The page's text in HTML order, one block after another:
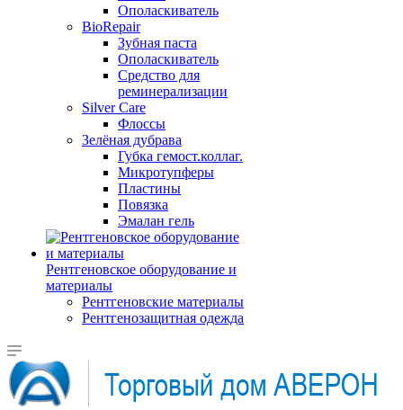
Ополаскиватель
BioRepair
Зубная паста
Ополаскиватель
Средство для
реминерализации
Silver Care
Флоссы
Зелёная дубрава
Губка гемост.коллаг.
Микротупферы
Пластины
Повязка
Эмалан гель
Рентгеновское оборудование и
материалы
Рентгеновские материалы
Рентгенозащитная одежда